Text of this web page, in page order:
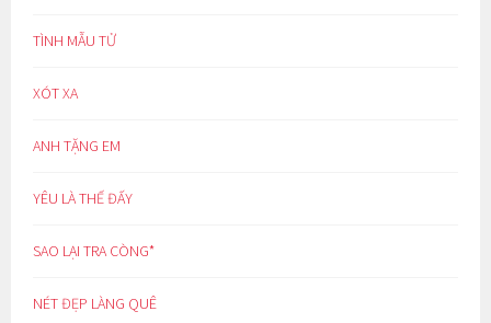
TÌNH MẪU TỬ
XÓT XA
ANH TẶNG EM
YÊU LÀ THẾ ĐẤY
SAO LẠI TRA CÒNG*
NÉT ĐẸP LÀNG QUÊ